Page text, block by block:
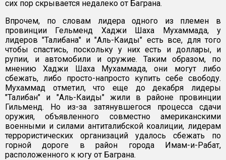
сих пор скрывается недалеко от Баграна.
Впрочем, по словам лидера одного из племен в
провинции Гельменд Хаджи Шаха Мухаммада, у
лидеров "Талибана" и "Аль-Каиды" есть все, для того
чтобы спастись, поскольку у них есть и доллары, и
рупии, и автомобили и оружие. Таким образом, по
мнению Хаджи Шаха Мухаммада, они могут либо
сбежать, либо просто-напросто купить себе свободу.
Мухаммад отметил, что еще до декабря лидеры
"Талибан" и "Аль-Каиды" жили в районе провинции
Гильменд. Но из-за затянувшегося процесса сдачи
оружия, объявленного совместно американскими
военными и силами антиталибской коалиции, лидерам
террористических организаций удалось сбежать по
горной дороге в район города Имам-и-Рабат,
расположенного к югу от Баграна.